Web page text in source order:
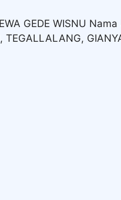
GEDE WISNU
TEGALLALANG,